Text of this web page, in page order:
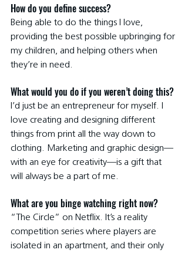
How do you define success?
Being able to do the things I love,
providing the best possible upbringing for
my children, and helping others when
they’re in need.
What would you do if you weren’t doing this?
I’d just be an entrepreneur for myself. I
love creating and designing different
things from print all the way down to
clothing. Marketing and graphic design—
with an eye for creativity—is a gift that
will always be a part of me.
What are you binge watching right now?
“The Circle” on Netflix. It’s a reality
competition series where players are
isolated in an apartment, and their only